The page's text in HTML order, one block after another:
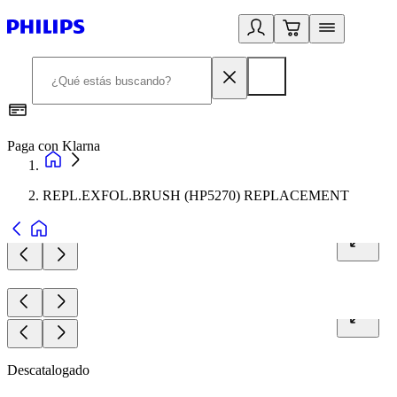
Paga con Klarna
REPL.EXFOL.BRUSH (HP5270) REPLACEMENT
Descatalogado